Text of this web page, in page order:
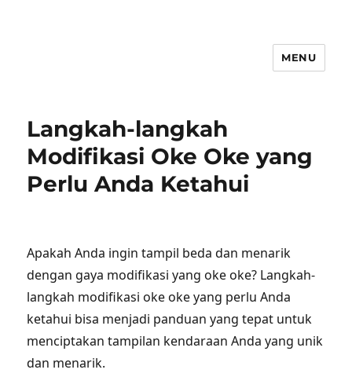
MENU
Langkah-langkah
Modifikasi Oke Oke yang
Perlu Anda Ketahui
Apakah Anda ingin tampil beda dan menarik
dengan gaya modifikasi yang oke oke? Langkah-
langkah modifikasi oke oke yang perlu Anda
ketahui bisa menjadi panduan yang tepat untuk
menciptakan tampilan kendaraan Anda yang unik
dan menarik.